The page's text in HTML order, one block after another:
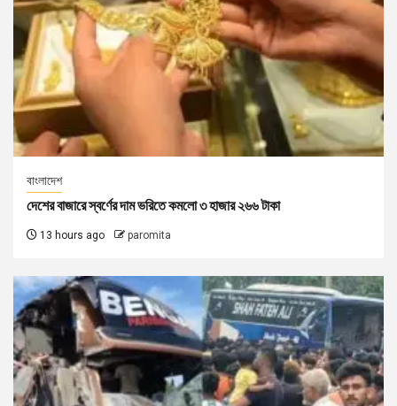
বাংলাদেশ
দেশের বাজারে স্বর্ণের দাম ভরিতে কমলো ৩ হাজার ২৬৬ টাকা
13 hours ago paromita